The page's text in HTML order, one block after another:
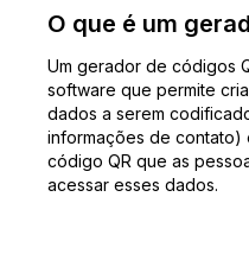
O que é um
Um gerador de códigos
software que permite
dados a serem
informações de contato)
código QR que as
acessar esses dados.